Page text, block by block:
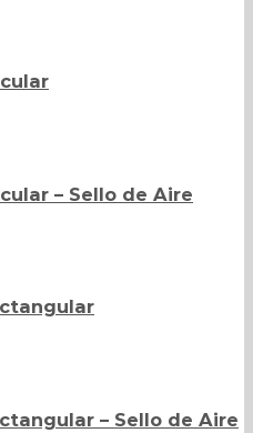
– Sello de Aire
– Sello de Aire